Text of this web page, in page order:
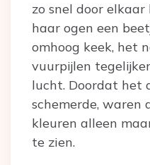
zo snel door
haar ogen een
omhoog keek, het
vuurpijlen
lucht. Doordat het
schemerde, waren
kleuren alleen
te zien.